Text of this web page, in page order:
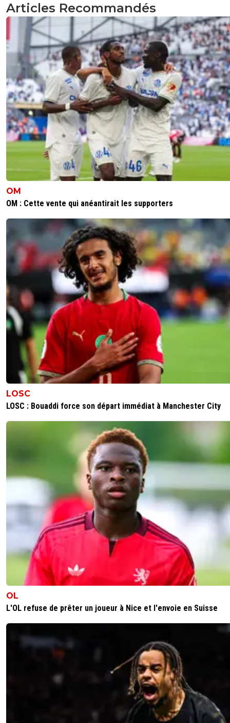
Articles Recommandés
OM
OM : Cette vente qui anéantirait les supporters
LOSC
LOSC : Bouaddi force son départ immédiat à Manchester City
OL
L'OL refuse de prêter un joueur à Nice et l'envoie en Suisse